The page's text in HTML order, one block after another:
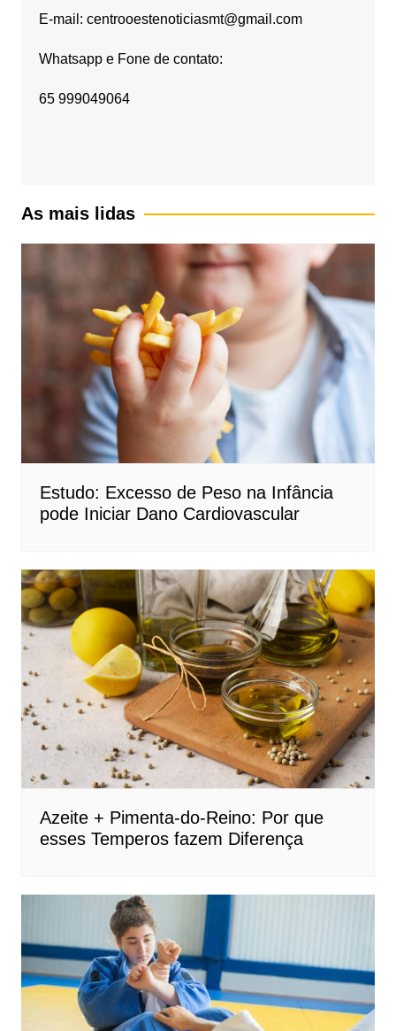
E-mail: centrooestenoticiasmt@gmail.com
Whatsapp e Fone de contato:
65 999049064
As mais lidas
Estudo: Excesso de Peso na Infância
pode Iniciar Dano Cardiovascular
Azeite + Pimenta-do-Reino: Por que
esses Temperos fazem Diferença